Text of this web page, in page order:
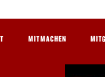
MITMACHEN